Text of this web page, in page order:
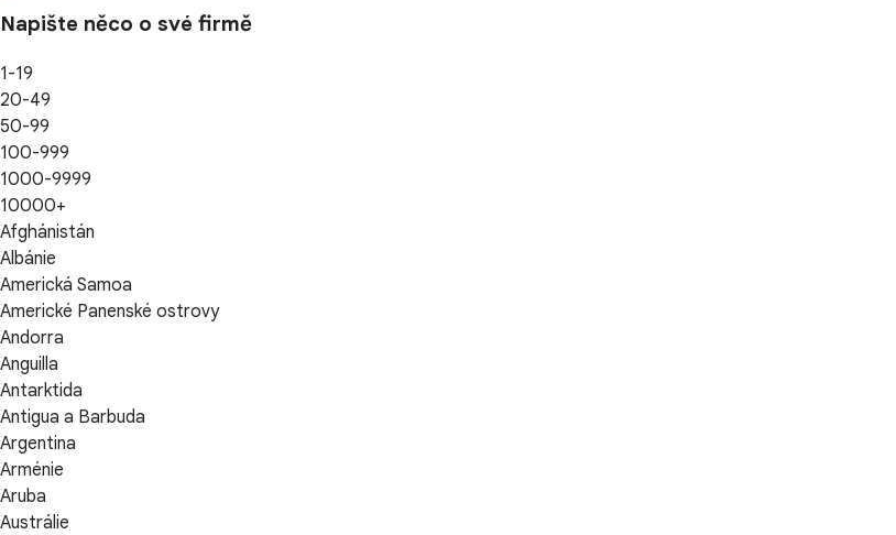
Napište něco o své firmě
1-19
20-49
50-99
100-999
1000-9999
10000+
Afghánistán
Albánie
Americká Samoa
Americké Panenské ostrovy
Andorra
Anguilla
Antarktida
Antigua a Barbuda
Argentina
Arménie
Aruba
Austrálie